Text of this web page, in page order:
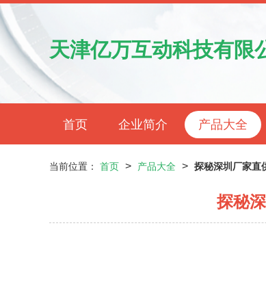
天津亿万互动科技有限
首页 企业简介 产品大全
当前位置： 首页 > 产品大全 > 探秘深圳厂家直
探秘